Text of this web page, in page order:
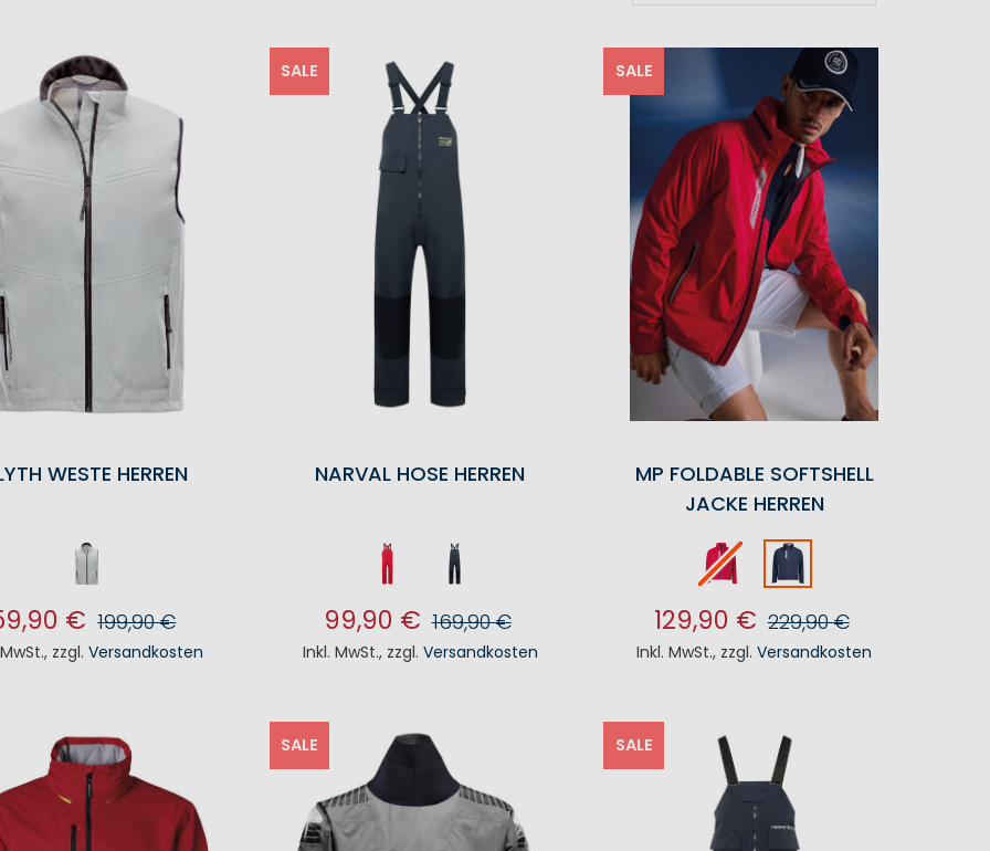
WESTE HERREN
€ 199,90 €
, zzgl.Versandkosten
SALE
NARVAL HOSE HERREN
99,90 € 169,90 €
Inkl. MwSt., zzgl. Versandkosten
SALE
MP FOLDABLE SOFTSHELL
JACKE HERREN
129,90 € 229,90 €
Inkl. MwSt., zzgl.Versandkosten
SALE SALE